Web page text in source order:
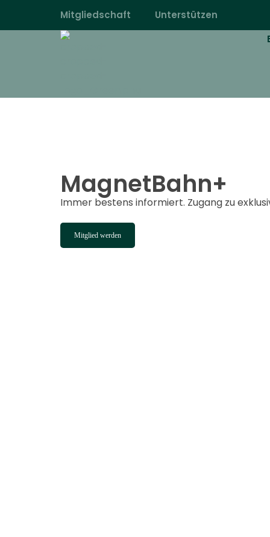
Mitgliedschaft Unterstützen
MagnetBahn+
Immer bestens informiert. Zugang zu
Mitglied werden